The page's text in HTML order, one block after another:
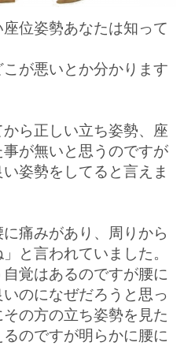
位姿勢あなたは知って
が悪いとか分かります
ら正しい立ち姿勢、座
が無いと思うのですが
姿勢をしてると言えま
痛みがあり、周りから
と言われていました。
覚はあるのですが腰に
のになぜだろうと思っ
の方の立ち姿勢を見た
のですが明らかに腰に